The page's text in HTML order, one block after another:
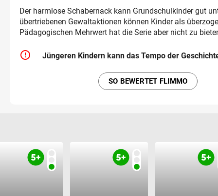
Der harmlose Schabernack kann Grundschulkinder gut
übertriebenen Gewaltaktionen können Kinder als
Pädagogischen Mehrwert hat die Serie aber nicht zu
error_outline Jüngeren Kindern kann das Tempo der
SO BEWERTET FLIMMO